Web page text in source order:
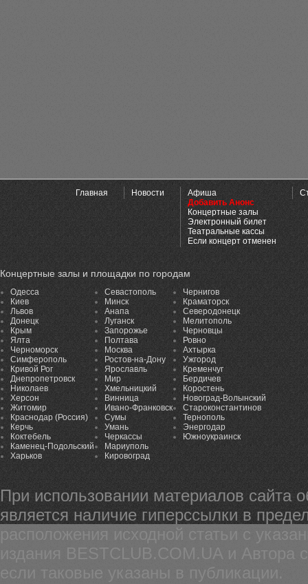
Главная Новости
Афиша
Добавить Анонс
Концертные залы
Электронный билет
Театральные кассы
Если концерт отменен
Концертные залы и площадки по городам
Одесса
Киев
Львов
Донецк
Крым
Ялта
Черноморск
Симферополь
Кривой Рог
Днепропетровск
Николаев
Херсон
Житомир
Краснодар (Россия)
Керчь
Коктебель
Каменец-Подольский
Харьков
Севастополь
Минск
Анапа
Луганск
Запорожье
Полтава
Москва
Ростов-на-Дону
Ярославль
Мир
Хмельницкий
Винница
Ивано-Франковск
Сумы
Умань
Черкассы
Мариуполь
Кировоград
Чернигов
Краматорск
Северодонецк
Мелитополь
Черновцы
Ровно
Ахтырка
Ужгород
Кременчуг
Бердичев
Коростень
Новоград-Волынский
Староконстантинов
Тернополь
Энергодар
Южноукраинск
При использовании материалов сайта
является наличие гиперссылки в
расположения исходной статьи с
издания BESTCLUB.COM.UA и Автора
если таковые указаны в публикации.